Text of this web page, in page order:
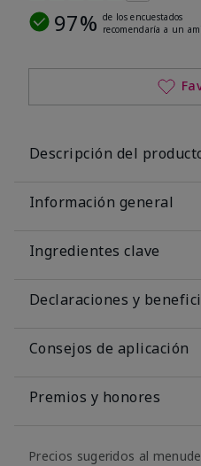
97% de los encuestados
recomendaría a un
Descripción del
Información general
Ingredientes clave
Declaraciones y
Consejos de aplicación
Premios y honores
Precios sugeridos al